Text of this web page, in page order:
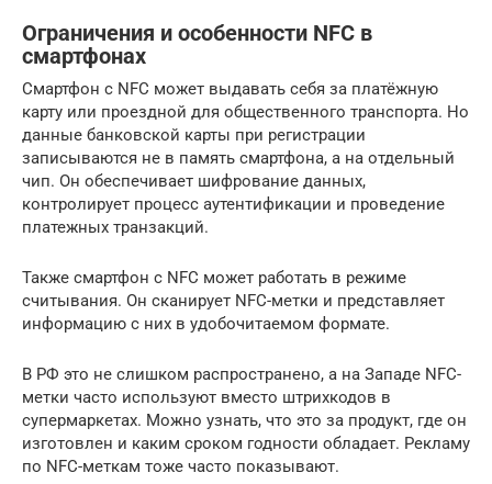
Ограничения и особенности NFC в
смартфонах
Смартфон с NFC может выдавать себя за платёжную
карту или проездной для общественного транспорта. Но
данные банковской карты при регистрации
записываются не в память смартфона, а на отдельный
чип. Он обеспечивает шифрование данных,
контролирует процесс аутентификации и проведение
платежных транзакций.
Также смартфон с NFC может работать в режиме
считывания. Он сканирует NFC-метки и представляет
информацию с них в удобочитаемом формате.
В РФ это не слишком распространено, а на Западе NFC-
метки часто используют вместо штрихкодов в
супермаркетах. Можно узнать, что это за продукт, где он
изготовлен и каким сроком годности обладает. Рекламу
по NFC-меткам тоже часто показывают.